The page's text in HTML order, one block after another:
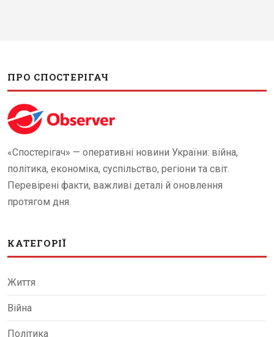
ПРО СПОСТЕРІГАЧ
«Спостерігач» — оперативні новини України: війна,
політика, економіка, суспільство, регіони та світ.
Перевірені факти, важливі деталі й оновлення
протягом дня.
КАТЕГОРІЇ
Життя
Війна
Політика